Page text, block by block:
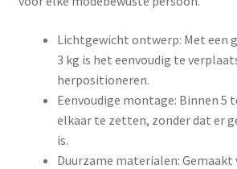
Lichtgewicht ontwerp: Met een
3 kg is het eenvoudig te
herpositioneren.
Eenvoudige montage: Binnen 5
elkaar te zetten, zonder dat er
is.
Duurzame materialen: Gemaakt